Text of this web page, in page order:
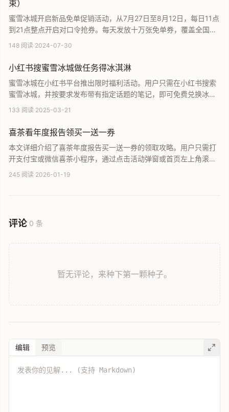
束）
蜜雪冰城开启新品免单促销活动，从7月27日至8月12日，每日11点
到21点整点开启对口令抢券。每天发放十万张免单券，覆盖全国小
程序与APP点餐门店。本文详细介绍了活动规则、参与条件及参与
利，不容错过。
148 阅读·2024-07-30
小红书搜蜜雪冰城做任务得冰淇淋
蜜雪冰城在小红书平台推出限时福利活动。用户只需在小红书搜索
蜜雪冰城，并按要求发布带有指定话题的笔记，即可免费兑换冰淇
淋一份。本文详细介绍了参与该活动的具体流程与操作步骤，是广
133 阅读·2025-03-21
喜茶看年度报告领买一送一券
本文详细介绍了喜茶年度报告买一送一券的领取攻略。用户只需打
开支付宝或微信喜茶小程序，通过点击活动弹窗或首页左上角滚动
图，查看年度报告即可轻松获得买一送一优惠券。文章提供了清晰
245 阅读·2026-01-19
评论 0 条
暂无评论，来种下第一颗种子。
编辑 预览